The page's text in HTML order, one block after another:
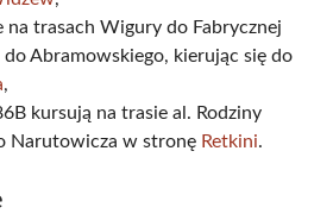
na trasach Wigury do Fabrycznej
do Abramowskiego, kierując się do
,
kursują na trasie al. Rodziny
Narutowicza w stronę Retkini.